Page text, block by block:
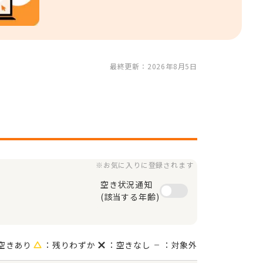
最終更新：2026年8月5日
※お気に入りに登録されます
空き状況通知
(該当する年齢)
きあり ：残りわずか ：空きなし ：対象外